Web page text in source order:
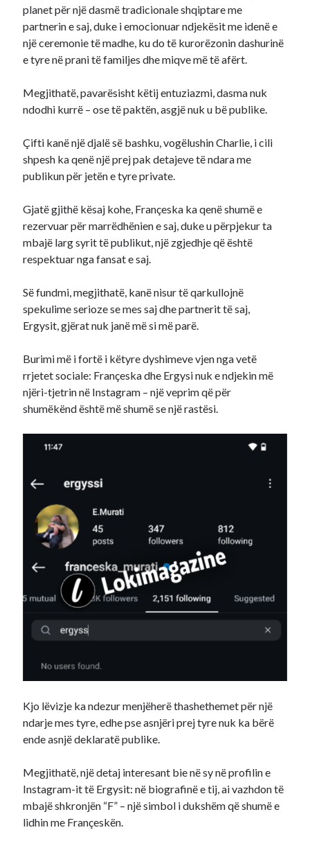
planet për një dasmë tradicionale shqiptare me
partnerin e saj, duke i emocionuar ndjekësit me idenë e
një ceremonie të madhe, ku do të kurorëzonin dashurinë
e tyre në prani të familjes dhe miqve më të afërt.
Megjithatë, pavarësisht këtij entuziazmi, dasma nuk
ndodhi kurrë – ose të paktën, asgjë nuk u bë publike.
Çifti kanë një djalë së bashku, vogëlushin Charlie, i cili
shpesh ka qenë një prej pak detajeve të ndara me
publikun për jetën e tyre private.
Gjatë gjithë kësaj kohe, Françeska ka qenë shumë e
rezervuar për marrëdhënien e saj, duke u përpjekur ta
mbajë larg syrit të publikut, një zgjedhje që është
respektuar nga fansat e saj.
Së fundmi, megjithatë, kanë nisur të qarkullojnë
spekulime serioze se mes saj dhe partnerit të saj,
Ergysit, gjërat nuk janë më si më parë.
Burimi më i fortë i këtyre dyshimeve vjen nga vetë
rrjetet sociale: Françeska dhe Ergysi nuk e ndjekin më
njëri-tjetrin në Instagram – një veprim që për
shumëkënd është më shumë se një rastësi.
Kjo lëvizje ka ndezur menjëherë thashethemet për një
ndarje mes tyre, edhe pse asnjëri prej tyre nuk ka bërë
ende asnjë deklaratë publike.
Megjithatë, një detaj interesant bie në sy në profilin e
Instagram-it të Ergysit: në biografinë e tij, ai vazhdon të
mbajë shkronjën “F” – një simbol i dukshëm që shumë e
lidhin me Françeskën.